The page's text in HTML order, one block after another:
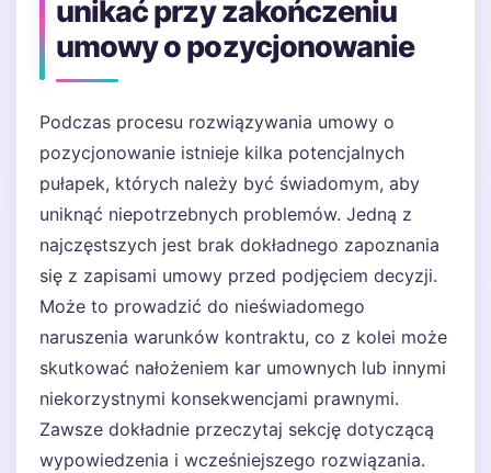
unikać przy zakończeniu
umowy o pozycjonowanie
Podczas procesu rozwiązywania umowy o
pozycjonowanie istnieje kilka potencjalnych
pułapek, których należy być świadomym, aby
uniknąć niepotrzebnych problemów. Jedną z
najczęstszych jest brak dokładnego zapoznania
się z zapisami umowy przed podjęciem decyzji.
Może to prowadzić do nieświadomego
naruszenia warunków kontraktu, co z kolei może
skutkować nałożeniem kar umownych lub innymi
niekorzystnymi konsekwencjami prawnymi.
Zawsze dokładnie przeczytaj sekcję dotyczącą
wypowiedzenia i wcześniejszego rozwiązania.